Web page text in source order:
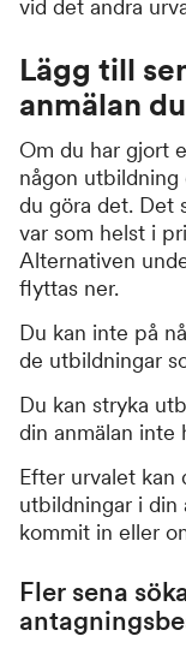
vid det andra
Lägg till
anmälan
Om du har gjort
någon utbildning
du göra det. Det
var som helst i
Alternativen
flyttas ner.
Du kan inte på
de utbildningar
Du kan stryka
din anmälan inte
Efter urvalet kan
utbildningar i din
kommit in eller
Fler sena